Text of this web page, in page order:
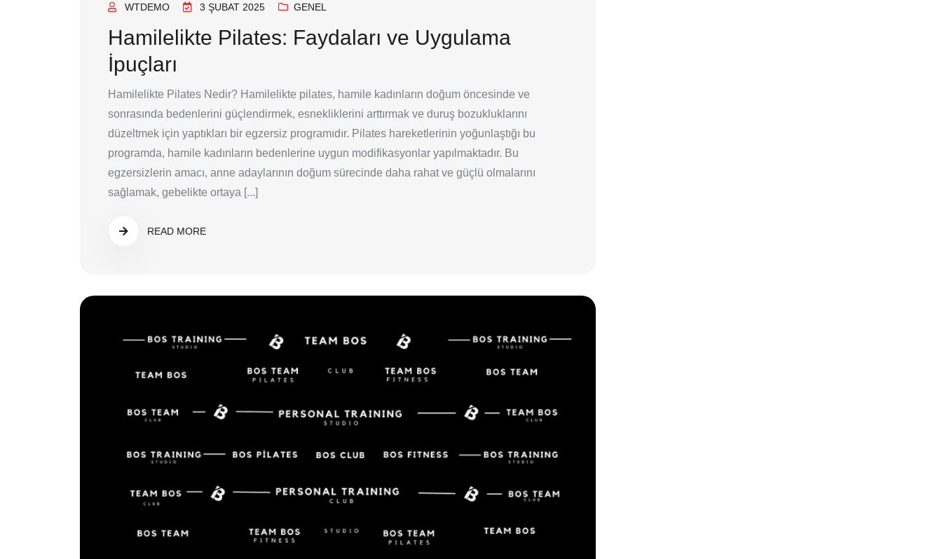
WTDEMO 3 ŞUBAT 2025 GENEL
Hamilelikte Pilates: Faydaları ve Uygulama
İpuçları
Hamilelikte Pilates Nedir? Hamilelikte pilates, hamile kadınların doğum öncesinde ve
sonrasında bedenlerini güçlendirmek, esnekliklerini arttırmak ve duruş bozukluklarını
düzeltmek için yaptıkları bir egzersiz programıdır. Pilates hareketlerinin yoğunlaştığı bu
programda, hamile kadınların bedenlerine uygun modifikasyonlar yapılmaktadır. Bu
egzersizlerin amacı, anne adaylarının doğum sürecinde daha rahat ve güçlü olmalarını
sağlamak, gebelikte ortaya [...]
READ MORE